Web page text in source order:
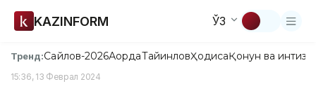
KAZINFORM ЎЗ
Тренд:Сайлов-2026АқордаТайинловҲодисаҚонун ва
15:36, 13 Феврал 2024